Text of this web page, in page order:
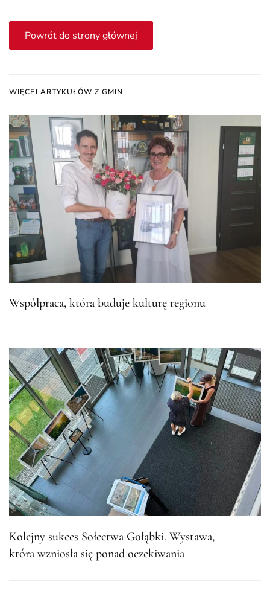
Powrót do strony głównej
WIĘCEJ ARTYKUŁÓW Z GMIN
Współpraca, która buduje kulturę regionu
Kolejny sukces Sołectwa Gołąbki. Wystawa,
która wzniosła się ponad oczekiwania